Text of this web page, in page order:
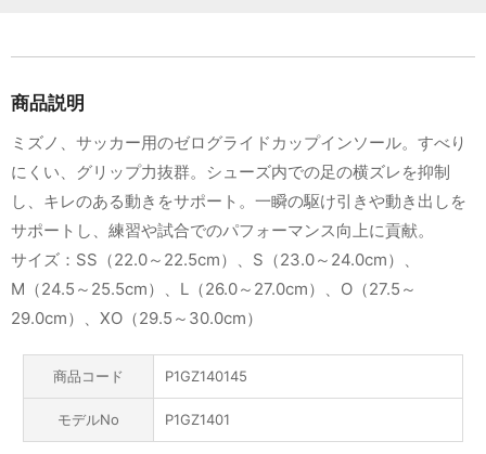
商品説明
ミズノ、サッカー用のゼログライドカップインソール。すべり
にくい、グリップ力抜群。シューズ内での足の横ズレを抑制
し、キレのある動きをサポート。一瞬の駆け引きや動き出しを
サポートし、練習や試合でのパフォーマンス向上に貢献。
サイズ：SS（22.0～22.5cm）、S（23.0～24.0cm）、
M（24.5～25.5cm）、L（26.0～27.0cm）、O（27.5～
29.0cm）、XO（29.5～30.0cm）
商品コード P1GZ140145
モデルNo P1GZ1401